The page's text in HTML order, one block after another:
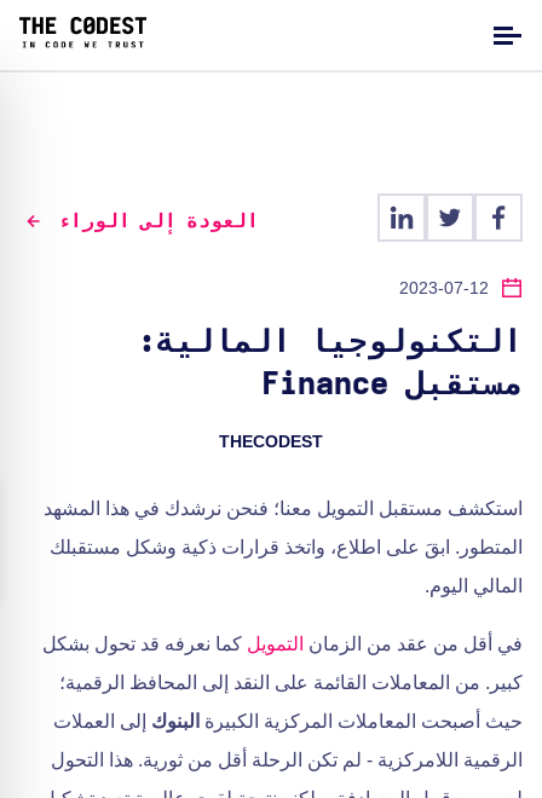
العودة إلى الوراء
2023-07-12
التكنولوجيا المالية:
مستقبل Finance
THECODEST
استكشف مستقبل التمويل معنا؛ فنحن نرشدك في هذا المشهد
المتطور. ابقَ على اطلاع، واتخذ قرارات ذكية وشكل مستقبلك
المالي اليوم.
في أقل من عقد من الزمان التمويل كما نعرفه قد تحول بشكل
كبير. من المعاملات القائمة على النقد إلى المحافظ الرقمية؛
حيث أصبحت المعاملات المركزية الكبيرة البنوك إلى العملات
الرقمية اللامركزية - لم تكن الرحلة أقل من ثورية. هذا التحول